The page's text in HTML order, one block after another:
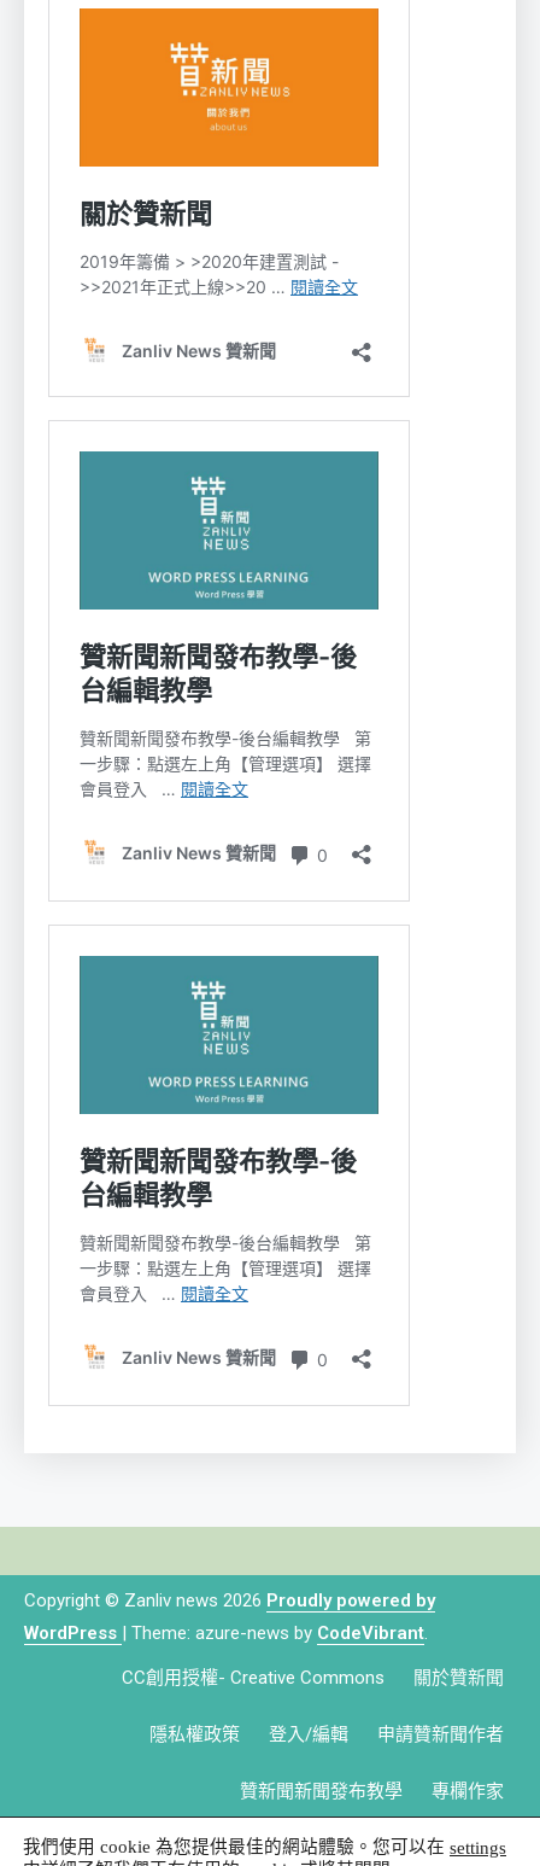
Copyright © Zanliv news 2026 Proudly powered by
WordPress | Theme: azure-news by CodeVibrant.
CC創用授權- Creative Commons 關於贊新聞
隱私權政策 登入/編輯 申請贊新聞作者
贊新聞新聞發布教學 專欄作家
我們使用 cookie 為您提供最佳的網站體驗。您可以在 settings